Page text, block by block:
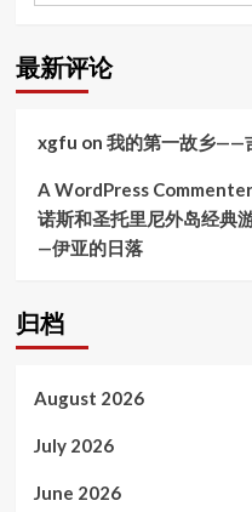
图
坦
（Tutankhamun）
（KV62）
最新评论
xgfu on 我的第一故乡——
A WordPress Commenter
诺斯和圣托里尼外岛经典
—伊亚的日落
归档
August 2026
July 2026
June 2026